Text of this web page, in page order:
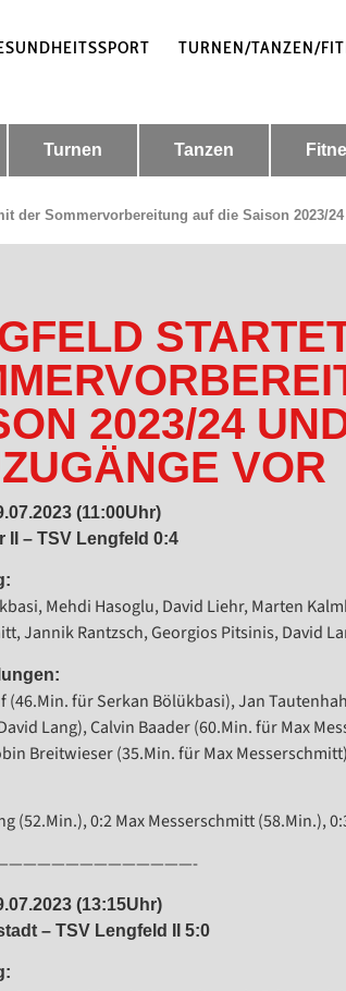
TURNEN/TANZEN/
Turnen Tanzen
der Sommervorbereitung auf die Saison 2023/
2023/24
VOR
(11:00Uhr)
II – TSV Lengfeld 0:4
Mehdi Hasoglu, David Liehr, Marten
Jannik Rantzsch, Georgios Pitsinis, David
(46.Min. für Serkan Bölükbasi), Jan
Lang), Calvin Baader (60.Min. für Max
Breitwieser (35.Min. für Max Messerschmitt)
(52.Min.), 0:2 Max Messerschmitt (58.Min.),
(13:15Uhr)
– TSV Lengfeld II 5:0